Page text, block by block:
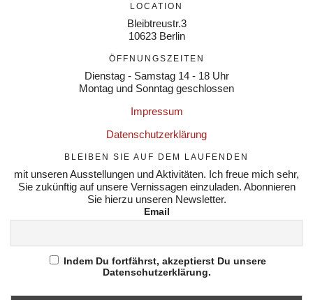
LOCATION
Bleibtreustr.3
10623 Berlin
ÖFFNUNGSZEITEN
Dienstag - Samstag 14 - 18 Uhr
Montag und Sonntag geschlossen
Impressum
Datenschutzerklärung
BLEIBEN SIE AUF DEM LAUFENDEN
mit unseren Ausstellungen und Aktivitäten. Ich freue mich sehr,
Sie zukünftig auf unsere Vernissagen einzuladen. Abonnieren
Sie hierzu unseren Newsletter.
Email
Indem Du fortfährst, akzeptierst Du unsere
Datenschutzerklärung.